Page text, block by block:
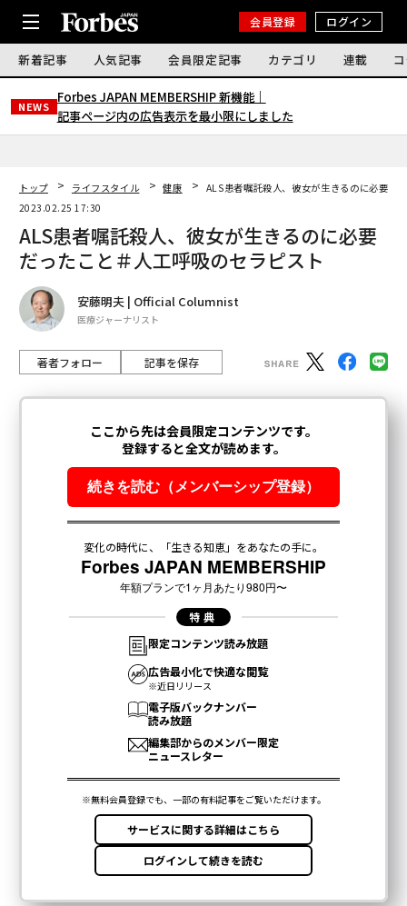
会員登録 ログイン
新着記事 人気記事 会員限定記事 カテゴリ 連載
NEWS
Forbes JAPAN MEMBERSHIP 新機能｜
記事ページ内の広告表示を最小限にしました
トップ ライフスタイル 健康
ALS患者嘱託殺人、彼女が生きるのに必要だ
2023.02.25 17:30
ALS患者嘱託殺人、彼女が生きるのに必要
だったこと＃人工呼吸のセラピスト
安藤明夫 | Official Columnist
医療ジャーナリスト
著者フォロー 記事を保存